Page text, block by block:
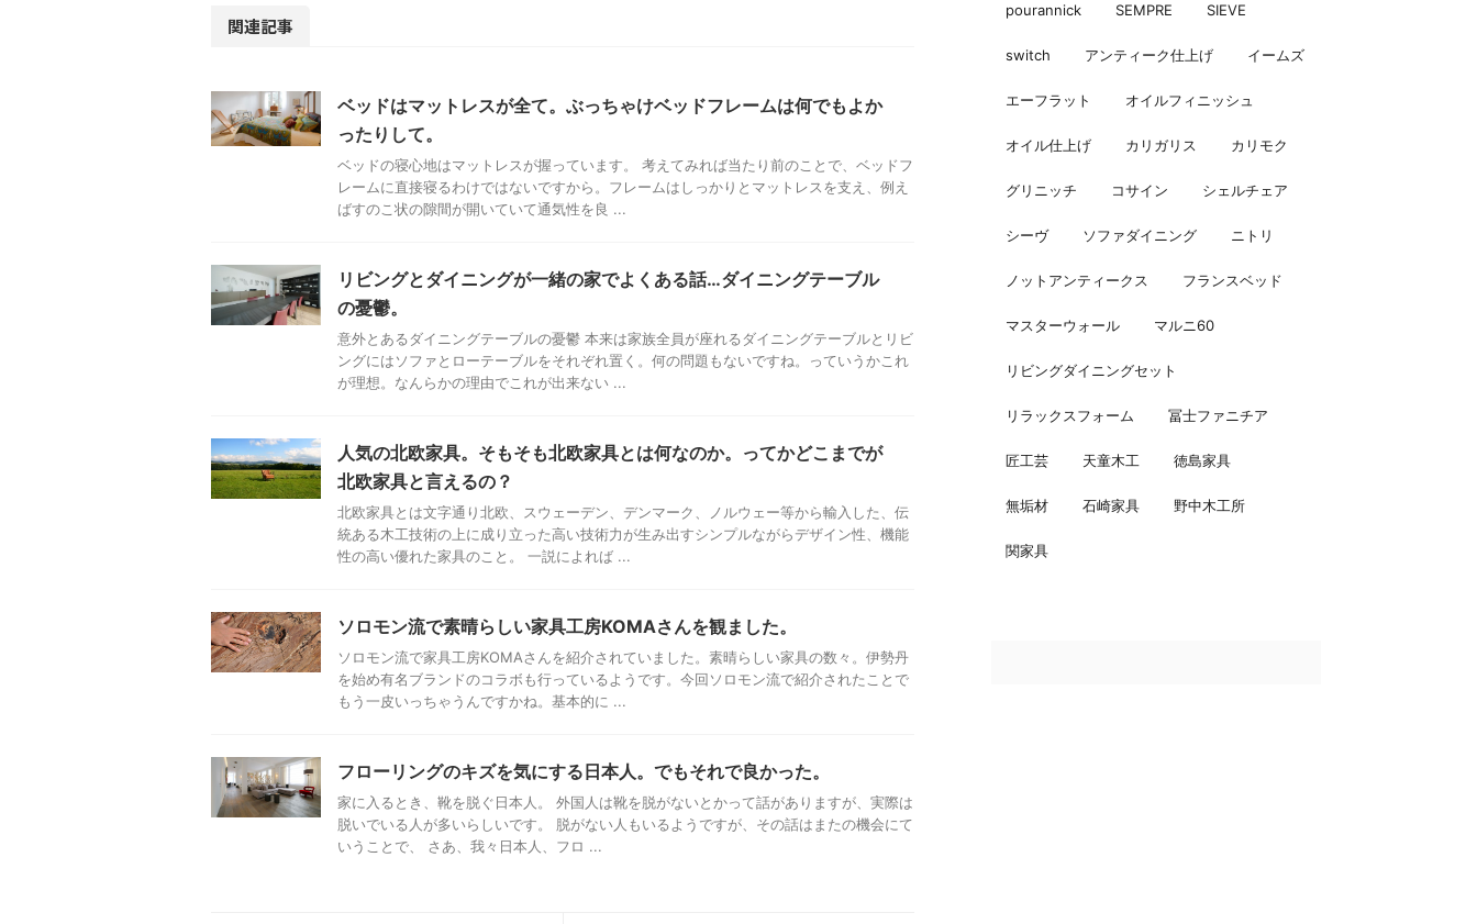
関連記事
ベッドはマットレスが全て。ぶっちゃけベッドフレームは何でもよか
ったりして。
ベッドの寝心地はマットレスが握っています。 考えてみれば当たり前のことで、ベッドフ
レームに直接寝るわけではないですから。フレームはしっかりとマットレスを支え、例え
ばすのこ状の隙間が開いていて通気性を良 ...
リビングとダイニングが一緒の家でよくある話…ダイニングテーブル
の憂鬱。
意外とあるダイニングテーブルの憂鬱 本来は家族全員が座れるダイニングテーブルとリビ
ングにはソファとローテーブルをそれぞれ置く。何の問題もないですね。っていうかこれ
が理想。なんらかの理由でこれが出来ない ...
人気の北欧家具。そもそも北欧家具とは何なのか。ってかどこまでが
北欧家具と言えるの？
北欧家具とは文字通り北欧、スウェーデン、デンマーク、ノルウェー等から輸入した、伝
統ある木工技術の上に成り立った高い技術力が生み出すシンプルながらデザイン性、機能
性の高い優れた家具のこと。 一説によれば ...
ソロモン流で素晴らしい家具工房KOMAさんを観ました。
ソロモン流で家具工房KOMAさんを紹介されていました。素晴らしい家具の数々。伊勢丹
を始め有名ブランドのコラボも行っているようです。今回ソロモン流で紹介されたことで
もう一皮いっちゃうんですかね。基本的に ...
フローリングのキズを気にする日本人。でもそれで良かった。
家に入るとき、靴を脱ぐ日本人。 外国人は靴を脱がないとかって話がありますが、実際は
脱いでいる人が多いらしいです。 脱がない人もいるようですが、その話はまたの機会にて
いうことで、 さあ、我々日本人、フロ ...
pourannick SEMPRE SIEVE
switch アンティーク仕上げ イームズ
エーフラット オイルフィニッシュ
オイル仕上げ カリガリス カリモク
グリニッチ コサイン シェルチェア
シーヴ ソファダイニング ニトリ
ノットアンティークス フランスベッド
マスターウォール マルニ60
リビングダイニングセット
リラックスフォーム 冨士ファニチア
匠工芸 天童木工 徳島家具
無垢材 石崎家具 野中木工所
関家具